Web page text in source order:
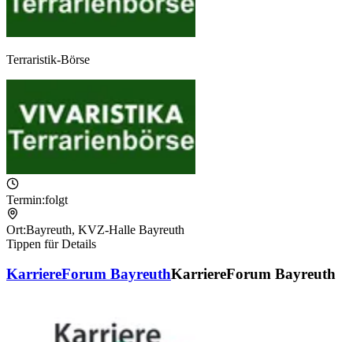
Terraristik-Börse
Termin:folgt
Ort:Bayreuth, KVZ-Halle Bayreuth
Tippen für Details
KarriereForum BayreuthKarriereForum Bayreuth